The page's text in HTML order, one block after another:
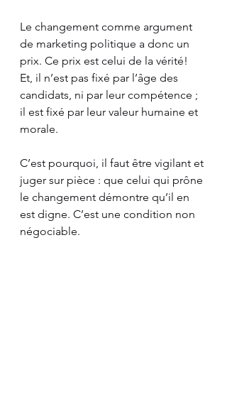
Le changement comme argument
de marketing politique a donc un
prix. Ce prix est celui de la vérité!
Et, il n’est pas fixé par l’âge des
candidats, ni par leur compétence ;
il est fixé par leur valeur humaine et
morale.
C’est pourquoi, il faut être vigilant et
juger sur pièce : que celui qui prône
le changement démontre qu’il en
est digne. C’est une condition non
négociable.